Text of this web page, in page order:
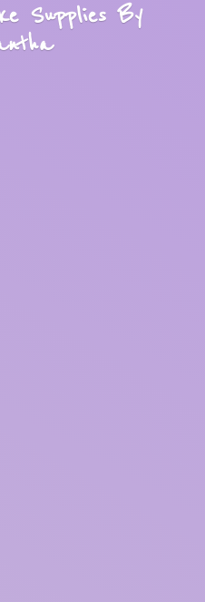
SuppliesBy